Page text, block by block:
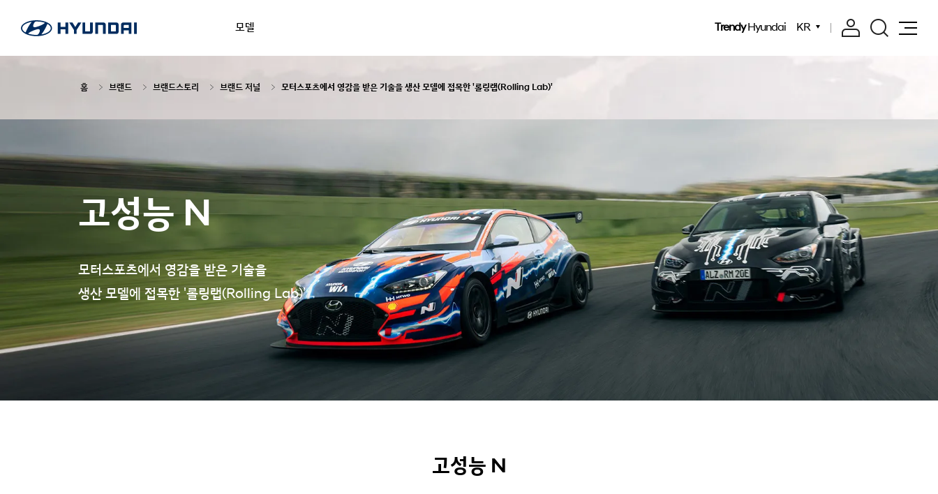
모델 TrendyHyundai KR
홈 브랜드 브랜드스토리 브랜드 저널 모터스포츠에서 영감을 받은 기술을 생산 모델에 접목한 '롤링랩(Rolling Lab)'
고성능 N
모터스포츠에서 영감을 받은 기술을
생산 모델에 접목한 '롤링랩(Rolling Lab)'
고성능 N